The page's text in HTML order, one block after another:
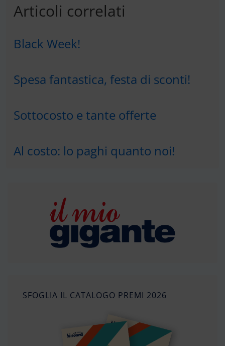
Articoli correlati
Black Week!
Spesa fantastica, festa di sconti!
Sottocosto e tante offerte
Al costo: lo paghi quanto noi!
SFOGLIA IL CATALOGO PREMI 2026